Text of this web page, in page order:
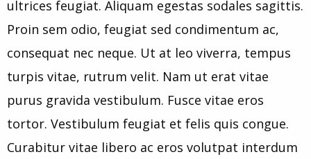
ultrices feugiat. Aliquam egestas sodales sagittis.
Proin sem odio, feugiat sed condimentum ac,
consequat nec neque. Ut at leo viverra, tempus
turpis vitae, rutrum velit. Nam ut erat vitae
purus gravida vestibulum. Fusce vitae eros
tortor. Vestibulum feugiat et felis quis congue.
Curabitur vitae libero ac eros volutpat interdum